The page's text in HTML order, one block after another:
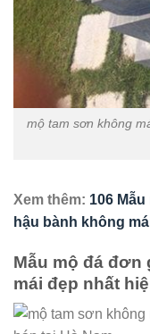
mộ tam sơn không
Xem thêm: 106
hậu bành không
Mẫu mộ đá đơn
mái đẹp nhất